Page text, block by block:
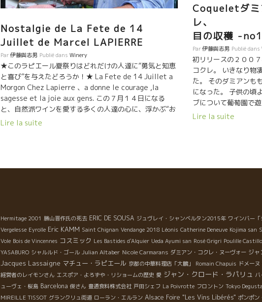
Nostalgie de La Fete de 14
Juillet de Marcel LAPIERRE
Par伊藤與志男 Publié dans Winery
★このラピエール夏祭りはどれだけの人達に“勇気と知恵
と喜び”を与えたどろうか！★ La Fete de 14 Juillet a
Morgon Chez Lapierre 、a donne le courage ,la
sagesse et la joie aux gens. この７月１４日になる
と、自然派ワインを愛する多くの人達の心に、浮かぶ“お
祭り”がある。 そう、あのマルセル・ラピエールが開催し
今は大御所的存在になっている醸造家達が若き頃、一度
は顔を出す登竜門の一つであった。 マルセル・ラピエー
ル、ピエール・オヴェルノワもいて、多くの若手醸造家
達と交流をとっていた“場”であった。 祭りの始めに、マ
ルセルはすべての来場者に直接ワインを配るのが常だっ
た。 豚の丸焼きを朝から準備して、焼きあがった豚を解
体するハードな仕事をしたのは石田さんとダニーの名コ
ンビ。 もう、それは格闘技のような作業でした！ 食事の
Lire la suite
Coqueletダミ
レ、
目の収穫 -no1
Par伊藤與志男 Publié dans
初リリースの２００
コクレ。 いきなり物
た。 そのダミアンも
になった。 子供の頃
ブについて葡萄園で
イン造りを目指して
手に入れることがで
い年が続いた。 今年
アンに味方した。 今
素晴らしい状態の葡
du Pyコート・ド・ピ
ュ・デコンブも心配
Lire la suite
Hermitage 2001 勝山晋作氏の死去 ERIC DE SOUSA ジュヴレイ・シャンベルタン2015年 ワインバー「
Vergelesse Eyrolle Eric KAMM Saint Chignan Vendange 2018 Léonis Catherine Deneuve Kojima san
Vole Bois de Vincennes コスミック Les Bastides d'Alquier Ueda Ayumi san Rosé Grigri Poulille
YASABURO シャルルド・ゴール Julian Altaber Nicole Carmarans ダミアン・コクレ・ヌーヴォー ジャ
Jacques Lassaigne マチュー・ラピエール 京都の中華料理店「大鵬」 Romain Chapuis ドメー
経営者のレイモンさん エスポア・よろずや・リショームの歴史 愛 ジャン・クロード・ラパリュ バ
ューヴェ・桜島 Barcelona 俊さん 豊通食料株式会社 戸田シェフ La Poivrotte フロントン Tokyo
MIREILLE TISSOT グランクリュ街道 ローラン・エルラン Alsace Foire "Les Vins Libérés" ポンポン